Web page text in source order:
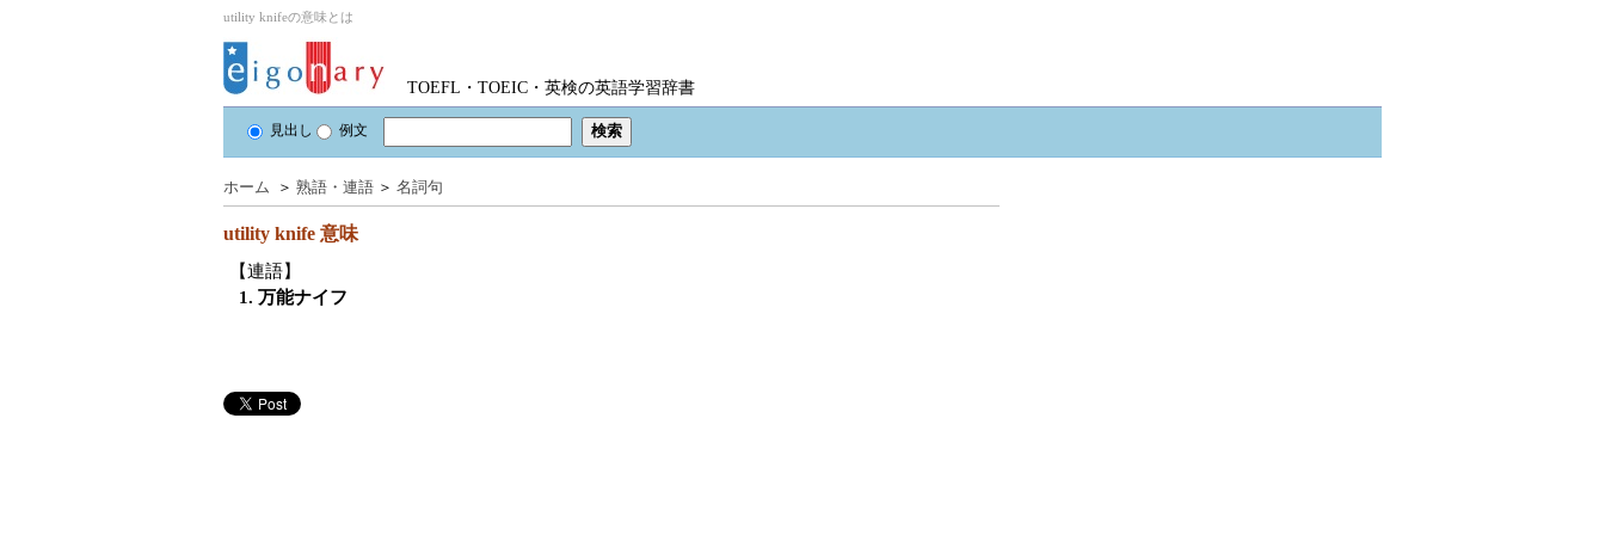
utility knifeの意味とは
TOEFL・TOEIC・英検の英語学習辞書
見出し 例文
ホーム ＞ 熟語・連語 ＞ 名詞句
utility knife 意味
【連語】
1. 万能ナイフ